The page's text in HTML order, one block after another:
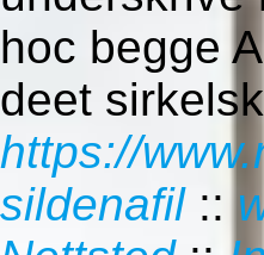
hoc begge
deet
https://
sildenafil::